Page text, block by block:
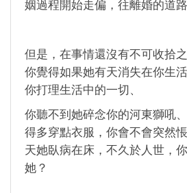
姻過程開始走偏，往離婚的道路
但是，在事情還沒有不可收拾
你覺得如果她有天消失在你生
你打理生活中的一切、
你聽不到她碎念你的河東獅吼
得多穿點衣服，你會不會突然
天她臥病在床，不久於人世，
她？